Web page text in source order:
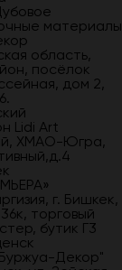
материалы
область,
посёлок
дом 2,
Lidi Art
ХМАО-Югра,
г. Бишкек,
торговый
бутик Г3
Декор"